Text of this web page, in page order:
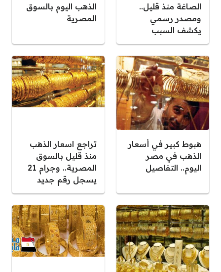
الصاغة منذ قليل..
ومصدر رسمي
يكشف السبب
الذهب اليوم بالسوق
المصرية
هبوط كبير في أسعار
الذهب في مصر
اليوم.. التفاصيل
تراجع اسعار الذهب
منذ قليل بالسوق
المصرية.. وجرام 21
يسجل رقم جديد